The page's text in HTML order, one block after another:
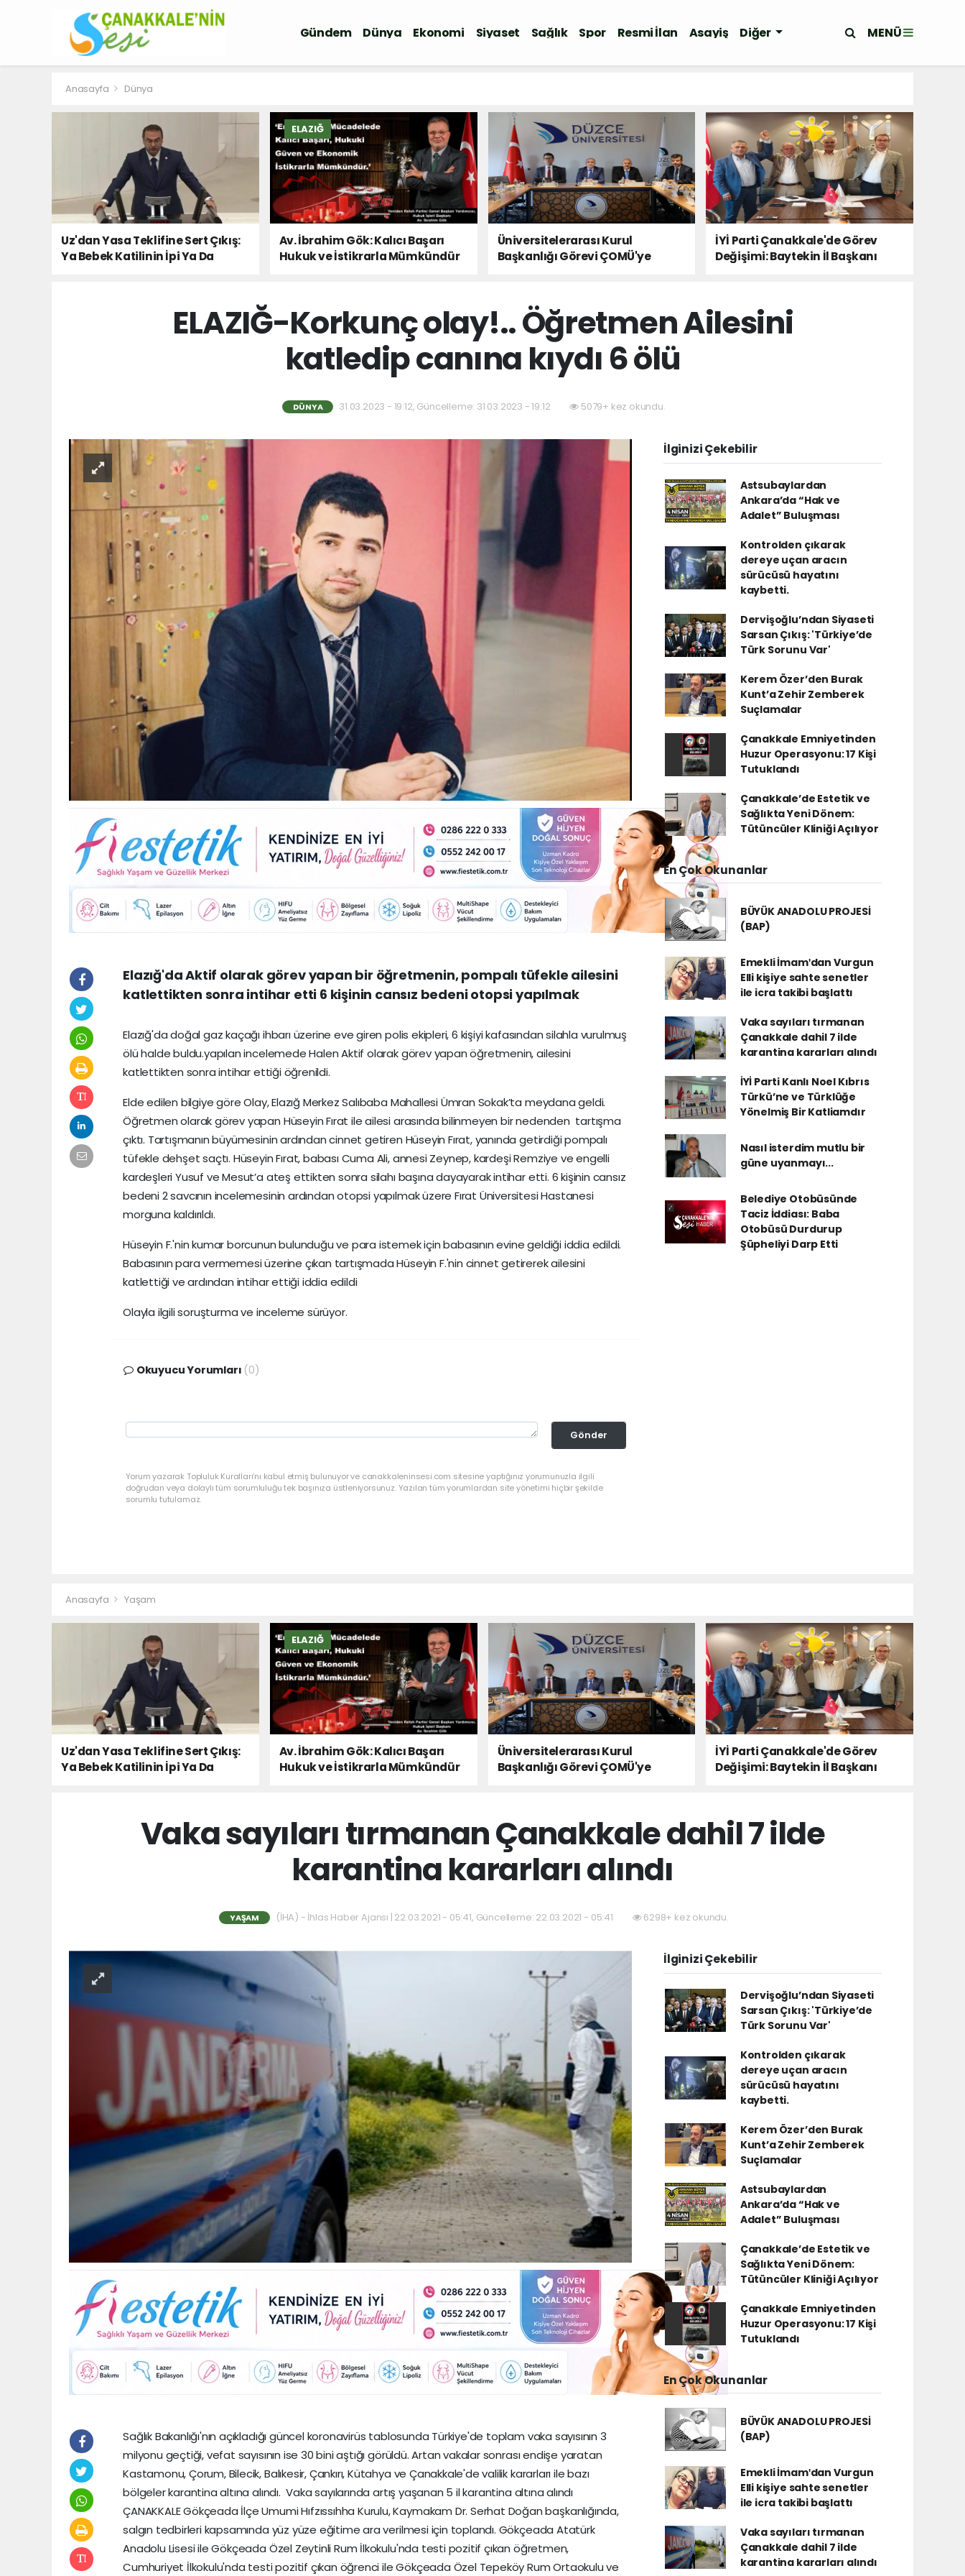
Gündem Dünya Ekonomi Siyaset Sağlık Spor Resmi İlan Asayiş Diğer MENÜ
Anasayfa Dünya
Uz'dan Yasa Teklifine Sert Çıkış:
Ya Bebek Katilinin İpi Ya Da
ELAZIĞ
Av. İbrahim Gök: Kalıcı Başarı
Hukuk ve İstikrarla Mümkündür
Üniversitelerarası Kurul
Başkanlığı Görevi ÇOMÜ'ye
İYİ Parti Çanakkale'de Görev
Değişimi: Baytekin İl Başkanı
ELAZIĞ-Korkunç olay!.. Öğretmen Ailesini
katledip canına kıydı 6 ölü
DÜNYA 31.03.2023 - 19:12, Güncelleme: 31.03.2023 - 19:12 5079+ kez okundu.
Elazığ'da Aktif olarak görev yapan bir öğretmenin, pompalı tüfekle ailesini
katlettikten sonra intihar etti 6 kişinin cansız bedeni otopsi yapılmak
Elazığ'da doğal gaz kaçağı ihbarı üzerine eve giren polis ekipleri, 6 kişiyi kafasından silahla vurulmuş
ölü halde buldu.yapılan incelemede Halen Aktif olarak görev yapan öğretmenin, ailesini
katlettikten sonra intihar ettiği öğrenildi.
Elde edilen bilgiye göre Olay, Elazığ Merkez Salıbaba Mahallesi Ümran Sokak’ta meydana geldi.
Öğretmen olarak görev yapan Hüseyin Fırat ile ailesi arasında bilinmeyen bir nedenden tartışma
çıktı. Tartışmanın büyümesinin ardından cinnet getiren Hüseyin Fırat, yanında getirdiği pompalı
tüfekle dehşet saçtı. Hüseyin Fırat, babası Cuma Ali, annesi Zeynep, kardeşi Remziye ve engelli
kardeşleri Yusuf ve Mesut’a ateş ettikten sonra silahı başına dayayarak intihar etti. 6 kişinin cansız
bedeni 2 savcının incelemesinin ardından otopsi yapılmak üzere Fırat Üniversitesi Hastanesi
morguna kaldırıldı.
Hüseyin F.'nin kumar borcunun bulunduğu ve para istemek için babasının evine geldiği iddia edildi.
Babasının para vermemesi üzerine çıkan tartışmada Hüseyin F.'nin cinnet getirerek ailesini
katlettiği ve ardından intihar ettiği iddia edildi
Olayla ilgili soruşturma ve inceleme sürüyor.
Okuyucu Yorumları (0)
Gönder
Yorum yazarak Topluluk Kuralları’nı kabul etmiş bulunuyor ve canakkaleninsesi.com sitesine yaptığınız yorumunuzla ilgili
doğrudan veya dolaylı tüm sorumluluğu tek başınıza üstleniyorsunuz. Yazılan tüm yorumlardan site yönetimi hiçbir şekilde
sorumlu tutulamaz.
İlginizi Çekebilir
Astsubaylardan
Ankara’da “Hak ve
Adalet” Buluşması
Kontrolden çıkarak
dereye uçan aracın
sürücüsü hayatını
kaybetti.
Dervişoğlu’ndan Siyaseti
Sarsan Çıkış: 'Türkiye’de
Türk Sorunu Var'
Kerem Özer’den Burak
Kunt’a Zehir Zemberek
Suçlamalar
Çanakkale Emniyetinden
Huzur Operasyonu: 17 Kişi
Tutuklandı
Çanakkale’de Estetik ve
Sağlıkta Yeni Dönem:
Tütüncüler Kliniği Açılıyor
En Çok Okunanlar
BÜYÜK ANADOLU PROJESİ
(BAP)
Emekli İmamʹdan Vurgun
Elli kişiye sahte senetler
ile icra takibi başlattı
Vaka sayıları tırmanan
Çanakkale dahil 7 ilde
karantina kararları alındı
İYİ Parti Kanlı Noel Kıbrıs
Türkü’ne ve Türklüğe
Yönelmiş Bir Katliamdır
Nasıl isterdim mutlu bir
güne uyanmayı...
Belediye Otobüsünde
Taciz İddiası: Baba
Otobüsü Durdurup
Şüpheliyi Darp Etti
Anasayfa Yaşam
Uz'dan Yasa Teklifine Sert Çıkış:
Ya Bebek Katilinin İpi Ya Da
ELAZIĞ
Av. İbrahim Gök: Kalıcı Başarı
Hukuk ve İstikrarla Mümkündür
Üniversitelerarası Kurul
Başkanlığı Görevi ÇOMÜ'ye
İYİ Parti Çanakkale'de Görev
Değişimi: Baytekin İl Başkanı
Vaka sayıları tırmanan Çanakkale dahil 7 ilde
karantina kararları alındı
YAŞAM (İHA) - İhlas Haber Ajansı | 22.03.2021 - 05:41, Güncelleme: 22.03.2021 - 05:41 6298+ kez okundu.
Sağlık Bakanlığı'nın açıkladığı güncel koronavirüs tablosunda Türkiye'de toplam vaka sayısının 3
milyonu geçtiği, vefat sayısının ise 30 bini aştığı görüldü. Artan vakalar sonrası endişe yaratan
Kastamonu, Çorum, Bilecik, Balıkesir, Çankırı, Kütahya ve Çanakkale'de valilik kararları ile bazı
bölgeler karantina altına alındı. Vaka sayılarında artış yaşanan 5 il karantina altına alındı
ÇANAKKALE Gökçeada İlçe Umumi Hıfzıssıhha Kurulu, Kaymakam Dr. Serhat Doğan başkanlığında,
salgın tedbirleri kapsamında yüz yüze eğitime ara verilmesi için toplandı. Gökçeada Atatürk
Anadolu Lisesi ile Gökçeada Özel Zeytinli Rum İlkokulu'nda testi pozitif çıkan öğretmen,
Cumhuriyet İlkokulu'nda testi pozitif çıkan öğrenci ile Gökçeada Özel Tepeköy Rum Ortaokulu ve
İlginizi Çekebilir
Dervişoğlu’ndan Siyaseti
Sarsan Çıkış: 'Türkiye’de
Türk Sorunu Var'
Kontrolden çıkarak
dereye uçan aracın
sürücüsü hayatını
kaybetti.
Kerem Özer’den Burak
Kunt’a Zehir Zemberek
Suçlamalar
Astsubaylardan
Ankara’da “Hak ve
Adalet” Buluşması
Çanakkale’de Estetik ve
Sağlıkta Yeni Dönem:
Tütüncüler Kliniği Açılıyor
Çanakkale Emniyetinden
Huzur Operasyonu: 17 Kişi
Tutuklandı
En Çok Okunanlar
BÜYÜK ANADOLU PROJESİ
(BAP)
Emekli İmamʹdan Vurgun
Elli kişiye sahte senetler
ile icra takibi başlattı
Vaka sayıları tırmanan
Çanakkale dahil 7 ilde
karantina kararları alındı